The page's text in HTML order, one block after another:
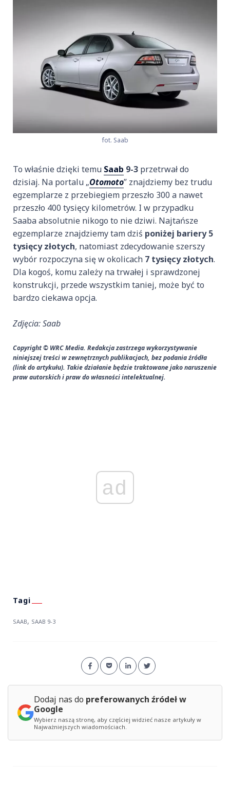
fot. Saab
To właśnie dzięki temu Saab 9-3 przetrwał do
dzisiaj. Na portalu „Otomoto” znajdziemy bez trudu
egzemplarze z przebiegiem przeszło 300 a nawet
przeszło 400 tysięcy kilometrów. I w przypadku
Saaba absolutnie nikogo to nie dziwi. Najtańsze
egzemplarze znajdziemy tam dziś poniżej bariery 5
tysięcy złotych, natomiast zdecydowanie szerszy
wybór rozpoczyna się w okolicach 7 tysięcy złotych.
Dla kogoś, komu zależy na trwałej i sprawdzonej
konstrukcji, przede wszystkim taniej, może być to
bardzo ciekawa opcja.
Zdjęcia: Saab
Copyright © WRC Media. Redakcja zastrzega wykorzystywanie
niniejszej treści w zewnętrznych publikacjach, bez podania źródła
(link do artykułu). Takie działanie będzie traktowane jako naruszenie
praw autorskich i praw do własności intelektualnej.
ad
SAAB, SAAB 9-3
Dodaj nas do preferowanych źródeł w
Google
Wybierz naszą stronę, aby częściej widzieć nasze artykuły w
Najważniejszych wiadomościach.